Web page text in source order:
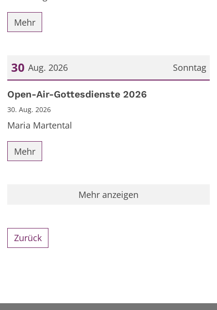
Mehr
Sonntag
30 Aug. 2026
Datum: 30. August 2026
Open-Air-Gottesdienste 2026
30. Aug. 2026
Maria Martental
Mehr
Mehr anzeigen
Zurück